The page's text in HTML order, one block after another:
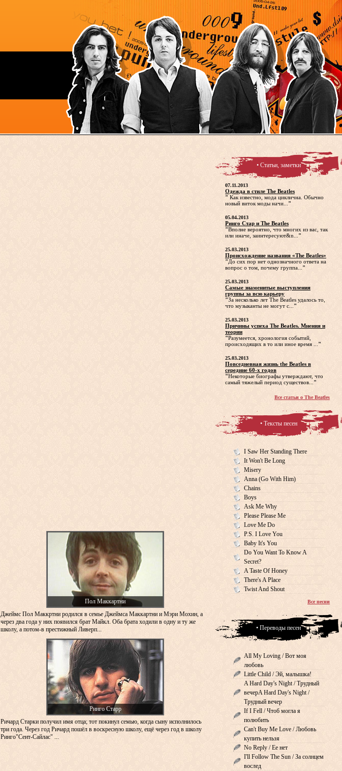
Пол Маккартни
Джеймс Пол Маккртни родился в семье Джеймса Маккартни и Мэри Мохин, а
через два года у них появился брат Майкл. Оба брата ходили в одну и ту же
школу, а потом-в престижный Ливерп...
Ринго Старр
Ричард Старки получил имя отца; тот покинул семью, когда сыну исполнилось
три года. Через год Ричард пошёл в воскресную школу, ещё через год в школу
Ринго"Сент-Сайлас" ...
• Статьи, заметки
07.11.2013
Одежда в стиле The Beatles
" Как известно, мода циклична. Обычно
новый виток моды начи... "
05.04.2013
Ринго Стар и The Beatles
"Вполне вероятно, что многих из вас, так
или иначе, заинтересуют&n... "
25.03.2013
Происхождение названия «The Beatles»
"До сих пор нет однозначного ответа на
вопрос о том, почему группа... "
25.03.2013
Самые знаменитые выступления
группы за всю карьеру
"За несколько лет The Beatles удалось то,
что музыканты не могут с... "
25.03.2013
Причины успеха The Beatles. Мнения и
теории
"Разумеется, хронология событий,
происходящих в то или иное время ... "
25.03.2013
Повседневная жизнь the Beatles в
середине 60-х годов
"Некоторые биографы утверждают, что
самый тяжелый период существов... "
Все статьи о The Beatles
• Тексты песен
I Saw Her Standing There
It Won't Be Long
Misery
Anna (Go With Him)
Chains
Boys
Ask Me Why
Please Please Me
Love Me Do
P.S. I Love You
Baby It's You
Do You Want To Know A
Secret?
A Taste Of Honey
There's A Place
Twist And Shout
Все песни
• Переводы песен
All My Loving / Вот моя
любовь
Little Child / Эй, малышка!
A Hard Day's Night / Трудный
вечерA Hard Day's Night /
Трудный вечер
If I Fell / Чтоб могла я
полюбить
Can't Buy Me Love / Любовь
купить нельзя
No Reply / Ее нет
I'll Follow The Sun / За солнцем
вослед